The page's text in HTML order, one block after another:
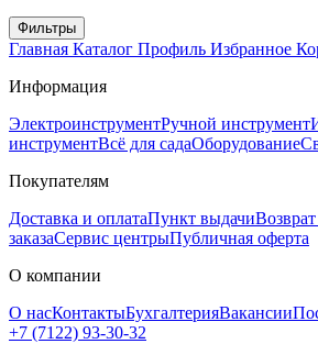
Фильтры
Главная Каталог Профиль Избранное
Информация
ЭлектроинструментРучной инструмент
инструментВсё для садаОборудование
Покупателям
Доставка и оплатаПункт выдачи
заказаСервис центрыПубличная оферта
О компании
О насКонтактыБухгалтерияВакансии
+7 (7122) 93-30-32